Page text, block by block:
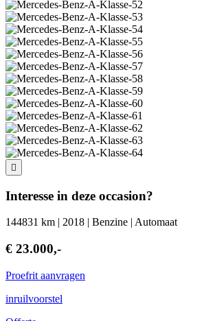
Interesse in deze occasion?
144831 km | 2018 | Benzine | Automaat
€ 23.000,-
Proefrit aanvragen
inruilvoorstel